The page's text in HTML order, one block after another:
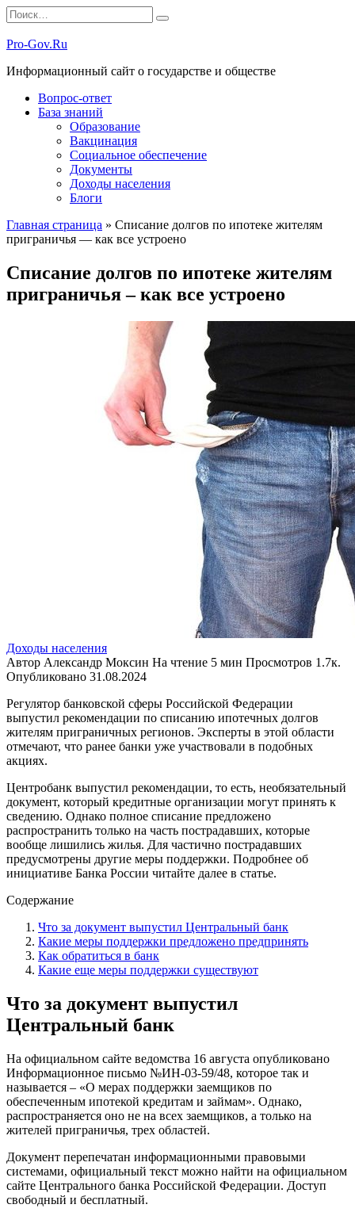
Перейти
к
содержанию
Search
for:
Pro-Gov.Ru
Информационный сайт о государстве и обществе
Вопрос-ответ
База знаний
Образование
Вакцинация
Социальное обеспечение
Документы
Доходы населения
Блоги
Главная страница » Списание долгов по ипотеке жителям
приграничья — как все устроено
Списание долгов по ипотеке жителям
приграничья – как все устроено
Доходы населения
Автор Александр Моксин На чтение 5 мин Просмотров 1.7к.
Опубликовано 31.08.2024
Регулятор банковской сферы Российской Федерации
выпустил рекомендации по списанию ипотечных долгов
жителям приграничных регионов. Эксперты в этой области
отмечают, что ранее банки уже участвовали в подобных
акциях.
Центробанк выпустил рекомендации, то есть, необязательный
документ, который кредитные организации могут принять к
сведению. Однако полное списание предложено
распространить только на часть пострадавших, которые
вообще лишились жилья. Для частично пострадавших
предусмотрены другие меры поддержки. Подробнее об
инициативе Банка России читайте далее в статье.
Содержание
Что за документ выпустил Центральный банк
Какие меры поддержки предложено предпринять
Как обратиться в банк
Какие еще меры поддержки существуют
Что за документ выпустил
Центральный банк
На официальном сайте ведомства 16 августа опубликовано
Информационное письмо №ИН-03-59/48, которое так и
называется – «О мерах поддержки заемщиков по
обеспеченным ипотекой кредитам и займам». Однако,
распространяется оно не на всех заемщиков, а только на
жителей приграничья, трех областей.
Документ перепечатан информационными правовыми
системами, официальный текст можно найти на официальном
сайте Центрального банка Российской Федерации. Доступ
свободный и бесплатный.